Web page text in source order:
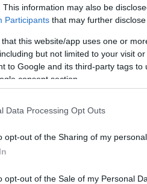
This information may also be
Participants that may further
that this website/app uses one or
but not limited to your visit
to Google and its third-party tags
consent section.
Data Processing Opt Outs
opt-out of the Sharing of my personal
opt-out of the Sale of my Personal
τη μέγιστη
την έδρα τους
εταιρικής
Newsκαι μάθετε